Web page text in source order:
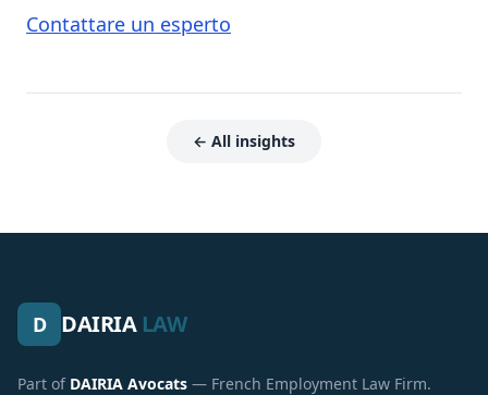
Contattare un esperto
← All insights
D DAIRIA LAW
Part of DAIRIA Avocats — French Employment Law Firm.